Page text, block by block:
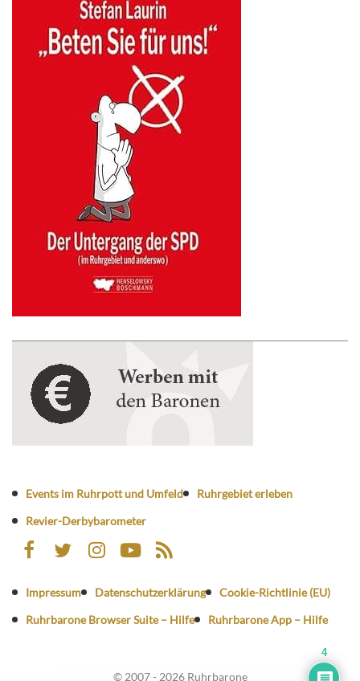
Events im Ruhrpott und Umfeld
Ruhrgebiet erleben
Revier-Derbybarometer
Impressum Datenschutzerklärung
Cookie-Richtlinie (EU)
Ruhrbarone Browser Suite – Hilfe
Ruhrbarone App – Hilfe
© 2007 - 2026 Ruhrbarone
4